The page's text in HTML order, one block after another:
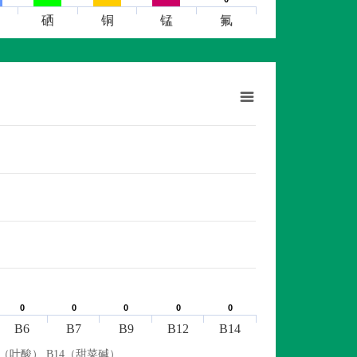
硒 铜 锰 氟
0
0 0
0 0
0 0
0 0
0
B6 B7 B9 B12 B14
叶酸） B14（甜菜碱）